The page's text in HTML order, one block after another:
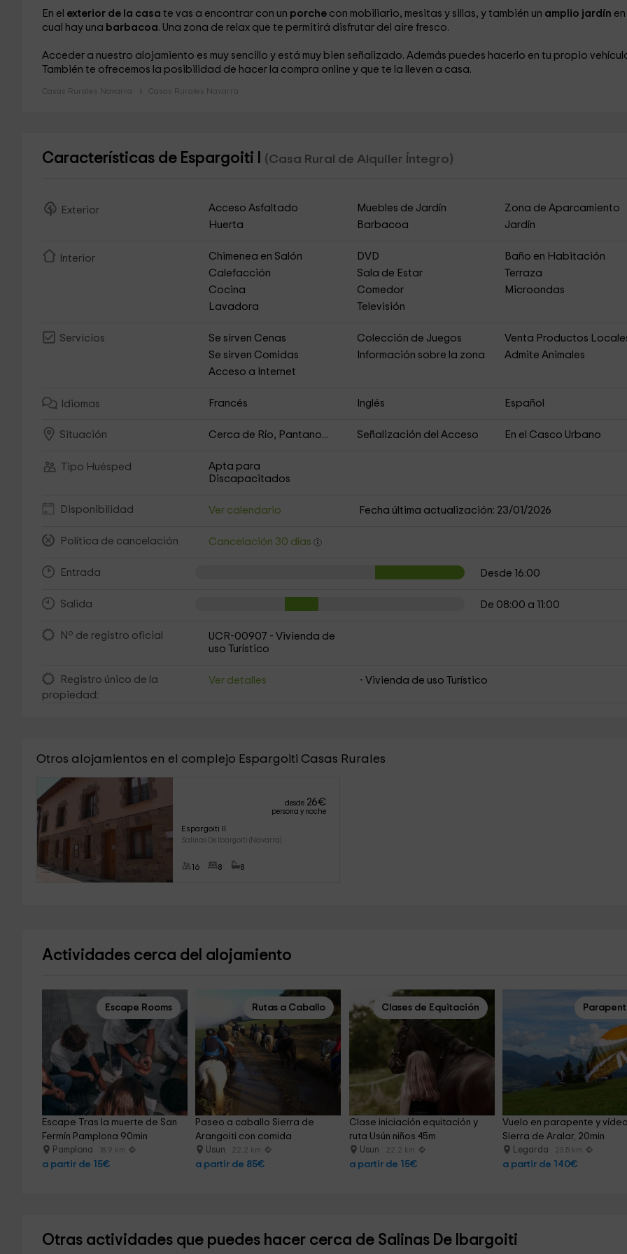
En el exterior de la casa te vas a encontrar con un porchecon mobiliario, mesitas y sillas, y también un amplio jardín
cual hay una barbacoa. Una zona de relax que te permitirá disfrutar del aire fresco.
Acceder a nuestro alojamiento es muy sencillo y está muy bien señalizado. Además puedes hacerlo en tu propio
También te ofrecemos la posibilidad de hacer la compra online y que te la lleven a casa.
Casas Rurales Navarra Casas Rurales Navarra
Características de Espargoiti I (Casa Rural de Alquiler Íntegro)
Exterior Acceso Asfaltado Muebles de Jardín
Zona de Aparcamiento
Huerta
Barbacoa Jardín
Interior Chimenea en Salón DVD
Baño en Habitación
Calefacción
Sala de Estar
Terraza
Cocina
Comedor
Microondas
Lavadora
Televisión
Servicios Se sirven Cenas Colección de Juegos
Venta Productos
Se sirven Comidas
Información sobre la zona
Admite Animales
Acceso a Internet
Idiomas Francés Inglés Español
Situación Cerca de Río, Pantano... Señalización del Acceso En el Casco Urbano
Tipo Huésped
Apta para
Discapacitados
Disponibilidad Ver calendario Fecha última actualización: 23/01/2026
Política de cancelación Cancelación 30 días
Entrada Desde 16:00
Salida De 08:00 a 11:00
Nº de registro oficial
UCR-00907 - Vivienda de
uso Turístico
Registro único de la
propiedad:
Ver detalles - Vivienda de uso Turístico
Otros alojamientos en el complejo Espargoiti Casas Rurales
desde 26€
persona y noche
Espargoiti II
Salinas De Ibargoiti (Navarra)
16 8 8
Actividades cerca del alojamiento
Escape Rooms
Escape Tras la muerte de San
Fermín Pamplona 90min
Pamplona 18.9 km
a partir de 15€
Rutas a Caballo
Paseo a caballo Sierra de
Arangoiti con comida
Usun 22.2 km
a partir de 85€
Clases de Equitación
Clase iniciación equitación y
ruta Usún niños 45m
Usun 22.2 km
a partir de 15€
Vuelo en parapente y
Sierra de Aralar, 20min
Legarda 23.5 km
a partir de 140€
Otras actividades que puedes hacer cerca de Salinas De Ibargoiti